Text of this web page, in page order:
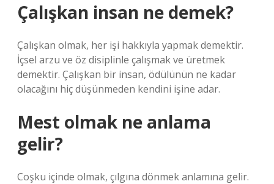
Çalışkan insan ne demek?
Çalışkan olmak, her işi hakkıyla yapmak demektir.
İçsel arzu ve öz disiplinle çalışmak ve üretmek
demektir. Çalışkan bir insan, ödülünün ne kadar
olacağını hiç düşünmeden kendini işine adar.
Mest olmak ne anlama
gelir?
Coşku içinde olmak, çılgına dönmek anlamına gelir.